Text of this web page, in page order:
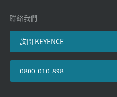
聯絡我們
詢問 KEYENCE
0800-010-898